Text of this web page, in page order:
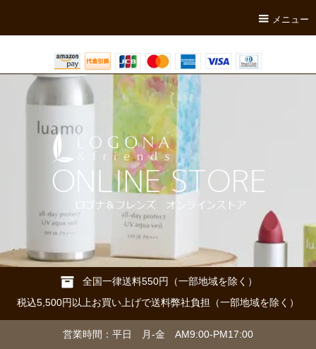
メニュー
全国一律送料550円（一部地域を除く）
税込5,500円以上お買い上げで送料弊社負担（一部地域を除く）
営業時間：平日 月-金 AM9:00-PM17:00